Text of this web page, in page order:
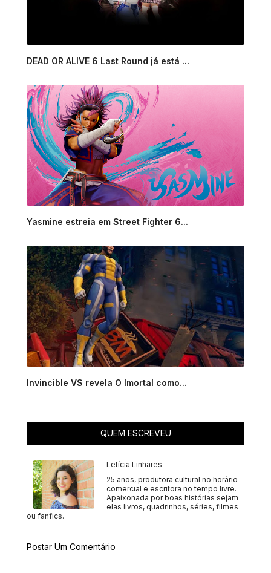
DEAD OR ALIVE 6 Last Round já está ...
Yasmine estreia em Street Fighter 6...
Invincible VS revela O Imortal como...
QUEM ESCREVEU
Letícia Linhares
25 anos, produtora cultural no horário
comercial e escritora no tempo livre.
Apaixonada por boas histórias sejam
elas livros, quadrinhos, séries, filmes
ou fanfics.
Postar Um Comentário